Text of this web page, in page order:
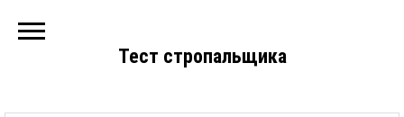
Тест стропальщика